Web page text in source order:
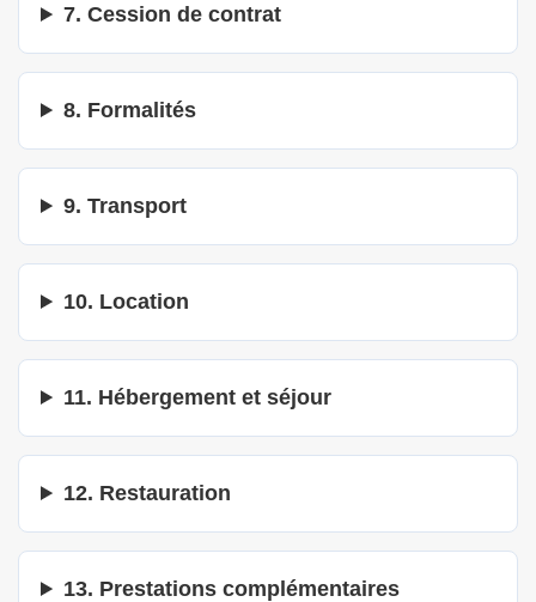
7. Cession de contrat
8. Formalités
9. Transport
10. Location
11. Hébergement et séjour
12. Restauration
13. Prestations complémentaires